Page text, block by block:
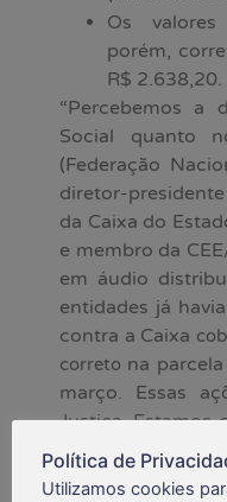
Os
porém,
R$ 2.638,20.
“Percebemos a
Social quanto
(Federação
diretor-
da Caixa do
e membro da
em áudio
entidades já
contra a Caixa
correto na
março. Essas
Justiça. Estamos
ela não faça
valor diferente
Política de
Utilizamos cookies